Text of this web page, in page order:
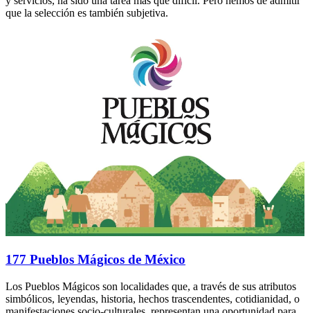
que la selección es también subjetiva.
177 Pueblos Mágicos de México
Los Pueblos Mágicos son localidades que, a través de sus atributos
simbólicos, leyendas, historia, hechos trascendentes, cotidianidad, o